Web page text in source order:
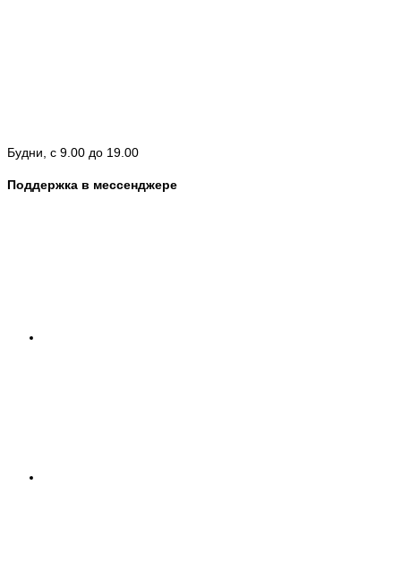
Будни, с 9.00 до 19.00
Поддержка в мессенджере